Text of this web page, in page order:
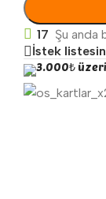
17 Şu anda
İstek
3.000₺